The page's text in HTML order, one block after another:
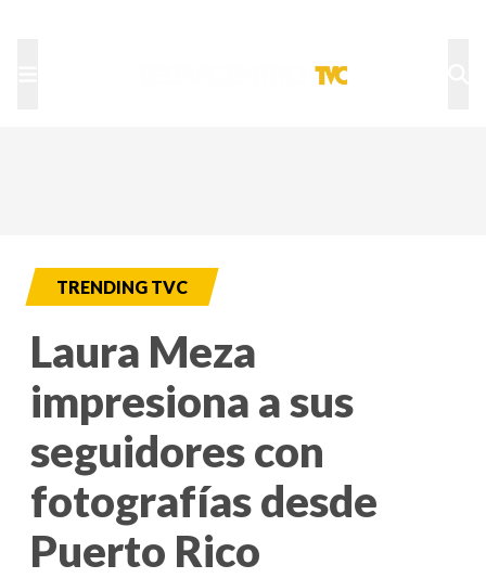
TRENDING TVC
Laura Meza
impresiona a sus
seguidores con
fotografías desde
Puerto Rico